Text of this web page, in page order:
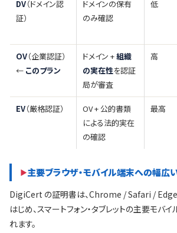
DV（ドメイン認
証）
ドメインの保有
のみ確認
低
OV（企業認証）
← このプラン
ドメイン +組織
の実在性を認証
局が審査
高
EV（厳格認証）
OV + 公的書類
による法的実在
の確認
最高
主要ブラウザ・モバイル端末への幅広
DigiCert の証明書は、Chrome / Safari /
はじめ、スマートフォン・タブレットの主要モバ
れます。